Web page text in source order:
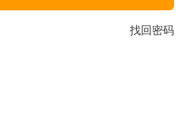
找回密码